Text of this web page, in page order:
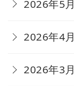
2026年5月
2026年4月
2026年3月